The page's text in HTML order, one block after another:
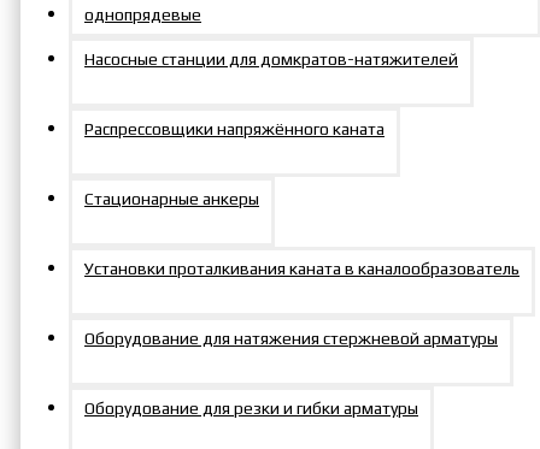
однопрядевые
Насосные станции для домкратов-натяжителей
Распрессовщики напряжённого каната
Стационарные анкеры
Установки проталкивания каната в каналообразователь
Оборудование для натяжения стержневой арматуры
Оборудование для резки и гибки арматуры
Масса, кг
67.8
1418
дне, мм
M16
корпусе, мм
Ход штока,
50
Размеры и характеристики
уточняйте актуальные данные у